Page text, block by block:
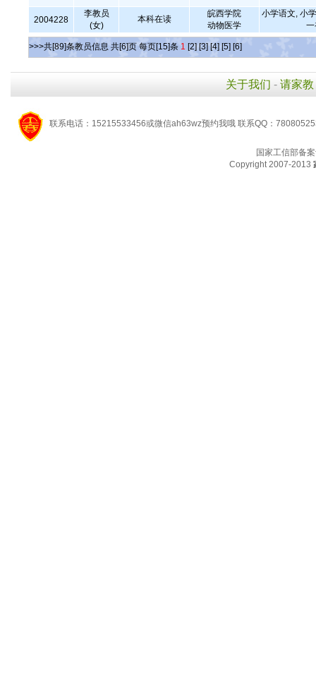
2004228
李教员
(女)
本科在读
皖西学院
动物医学
小学语文, 小
>>>共[89]条教员信息 共[6]页 每页[15]条 1 [2] [3] [4] [5] [6]
关于我们 - 请家教
联系电话：15215533456或微信ah63wz预约我哦 联系QQ：
国家工信部备
Copyright 2007-2013